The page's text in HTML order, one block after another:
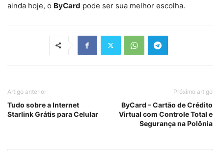
ainda hoje, o ByCard pode ser sua melhor escolha.
Artigo anterior
Tudo sobre a Internet
Starlink Grátis para Celular
Próximo artigo
ByCard – Cartão de Crédito
Virtual com Controle Total e
Segurança na Polônia